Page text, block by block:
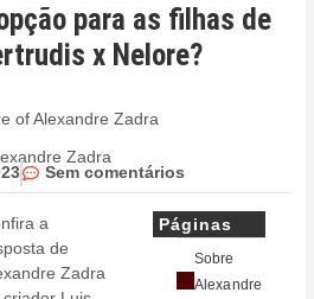
para as filhas de
x Nelore?
Zadra
Sem comentários
a
de
Zadra
Páginas
Sobre
Alexandre